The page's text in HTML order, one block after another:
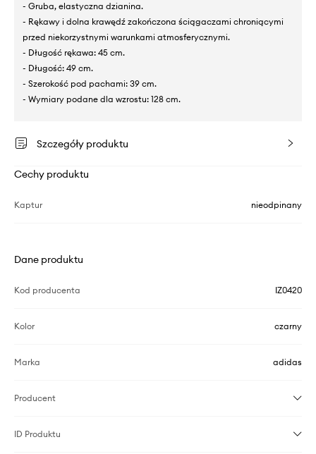
- Gruba, elastyczna dzianina.
- Rękawy i dolna krawędź zakończona ściągaczami chroniącymi
przed niekorzystnymi warunkami atmosferycznymi.
- Długość rękawa: 45 cm.
- Długość: 49 cm.
- Szerokość pod pachami: 39 cm.
- Wymiary podane dla wzrostu: 128 cm.
Szczegóły produktu
Cechy produktu
Kaptur nieodpinany
Dane produktu
Kod producenta IZ0420
Kolor czarny
Marka adidas
Producent
ID Produktu